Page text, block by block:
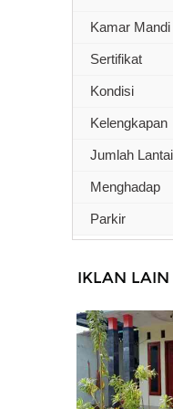
Kamar Mandi
Sertifikat
Kondisi
Kelengkapan
Jumlah Lantai
Menghadap
Parkir
IKLAN LAIN